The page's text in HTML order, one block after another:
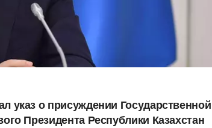
указ о присуждении Государственной
Президента Республики Казахстан